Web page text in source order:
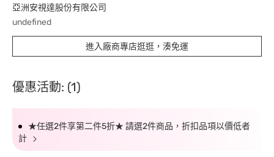
亞洲安視達股份有限公司
undefined
進入廠商專店逛逛，湊免運
優惠活動: (1)
★任選2件享第二件5折★ 請選2件商品，折扣品項以價低者
計